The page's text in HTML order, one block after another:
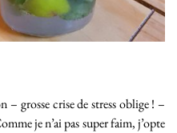
– grosse crise de stress oblige ! –
je n’ai pas super faim, j’opte